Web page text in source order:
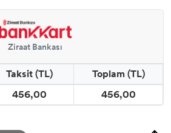
Ziraat Bankası
Taksit (TL)
Toplam (TL)
456,00 456,00